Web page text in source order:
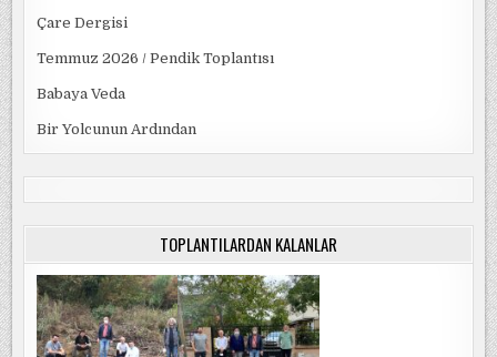
Çare Dergisi
Temmuz 2026 / Pendik Toplantısı
Babaya Veda
Bir Yolcunun Ardından
TOPLANTILARDAN KALANLAR